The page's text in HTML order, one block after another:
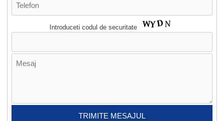
Introduceti codul de securitate